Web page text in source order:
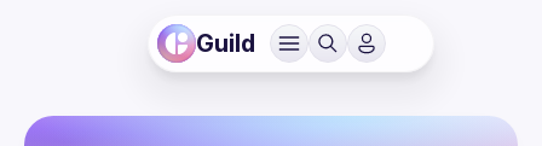
Guild